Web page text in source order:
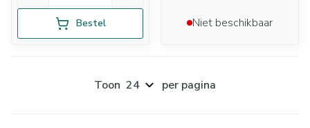
Bestel Niet beschikbaar
Toon per pagina